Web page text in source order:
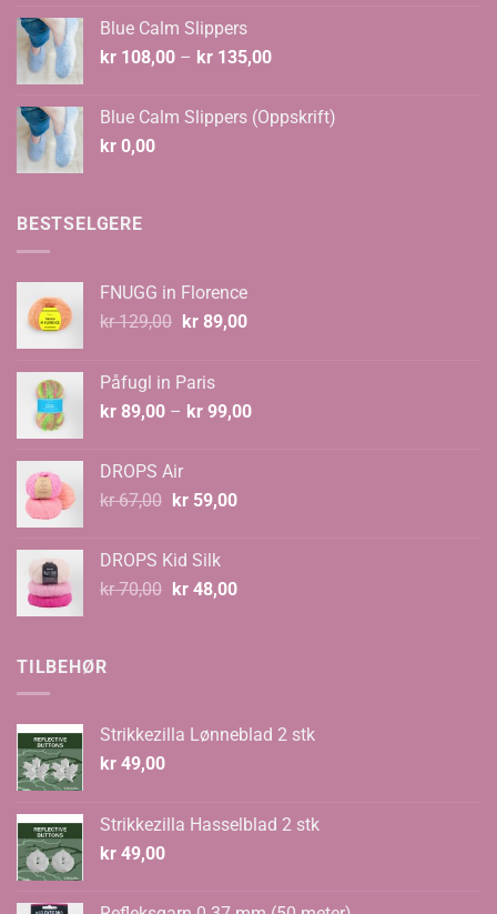
Blue Calm Slippers
kr 108,00 – kr 135,00Prisområde:
kr 135,00
Blue Calm Slippers (Oppskrift)
kr 0,00
BESTSELGERE
FNUGG in Florence
kr129,00 Opprinnelig
kr 129,00.
kr89,00Nåværende
Påfugl in Paris
kr 89,00 – kr 99,00Prisområde:
DROPS Air
kr67,00 Opprinnelig
kr 67,00.
kr59,00Nåværende
DROPS Kid Silk
kr70,00 Opprinnelig
kr48,00Nåværende
TILBEHØR
Strikkezilla Lønneblad 2 stk
kr 49,00
Strikkezilla Hasselblad 2 stk
kr 49,00